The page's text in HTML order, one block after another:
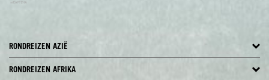
RONDREIZEN AZIË
RONDREIZEN AFRIKA